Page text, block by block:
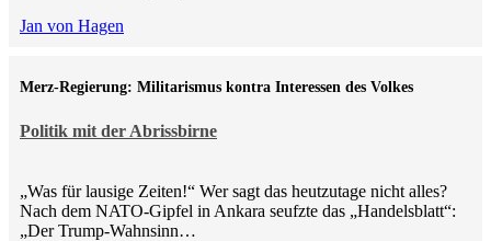
Jan von Hagen
Politik mit der Abrissbirne
Merz-Regierung: Militarismus kontra Inte­ressen des Volkes
„Was für lausige Zeiten!“ Wer sagt das heutzutage nicht alles?
Nach dem NATO-Gipfel in Ankara seufzte das „Handelsblatt“:
„Der Trump-Wahnsinn…